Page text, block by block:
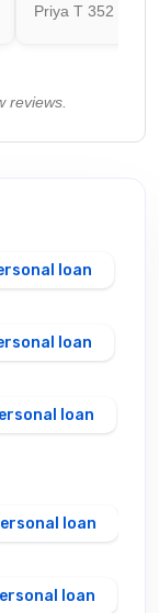
Priya T 352 days
reviews.
loan
loan
loan
loan
loan